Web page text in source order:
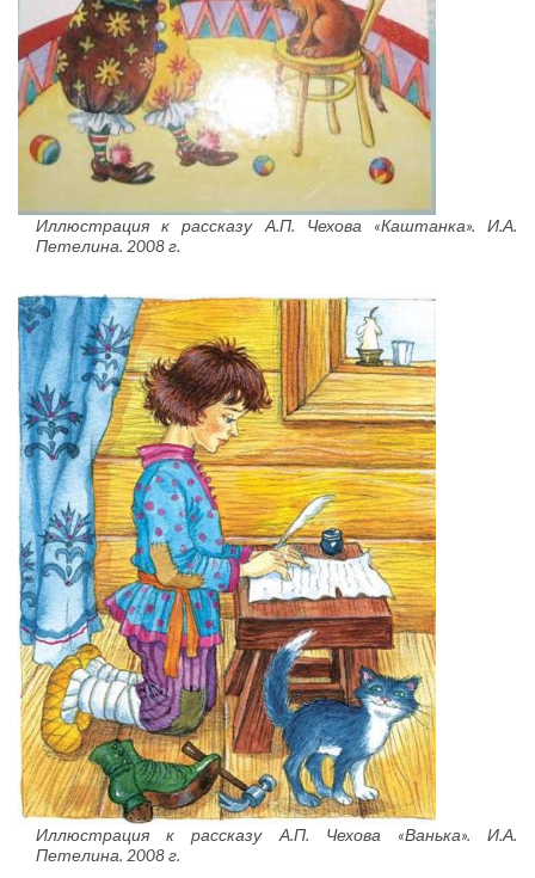
Иллюстрация к рассказу А.П. Чехова «Каштанка». И.А.
Петелина. 2008 г.
Иллюстрация к рассказу А.П. Чехова «Ванька». И.А.
Петелина. 2008 г.